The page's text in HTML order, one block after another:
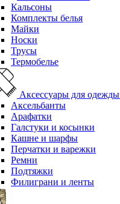
Кальсоны
Комплекты белья
Майки
Носки
Трусы
Термобелье
Аксессуары для одежды
Аксельбанты
Арафатки
Галстуки и косынки
Кашне и шарфы
Перчатки и варежки
Ремни
Подтяжки
Филиграни и ленты